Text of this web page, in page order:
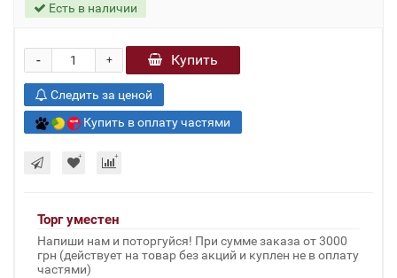
Есть в наличии
+
- Купить
Следить за ценой
Купить в оплату частями
Торг уместен
Напиши нам и поторгуйся! При сумме заказа от 3000
грн (действует на товар без акций и куплен не в оплату
частями)